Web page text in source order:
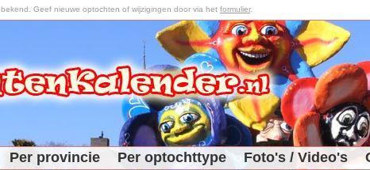
bekend. Geef nieuwe optochten of wijzigingen door via het formulier.
Per provincie Per optochttype Foto's / Video's